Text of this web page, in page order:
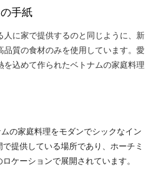
手紙
人に家で提供するのと同じように、新
品質の食材のみを使用しています。愛
を込めて作られたベトナムの家庭料理
の家庭料理をモダンでシックなイン
で提供している場所であり、ホーチミ
ケーションで展開されています。